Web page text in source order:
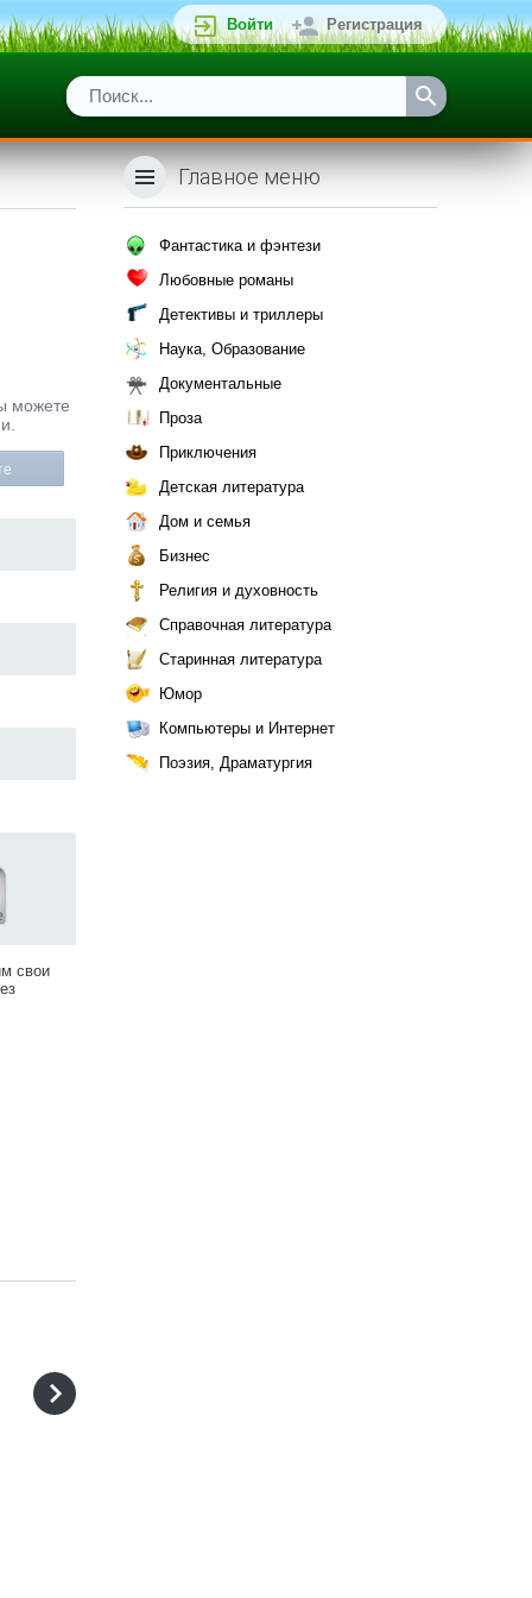
Войти Регистрация
можете
свои
Главное меню
Фантастика и фэнтези
Любовные романы
Детективы и триллеры
Наука, Образование
Документальные
Проза
Приключения
Детская литература
Дом и семья
Бизнес
Религия и духовность
Справочная литература
Старинная литература
Юмор
Компьютеры и Интернет
Поэзия, Драматургия